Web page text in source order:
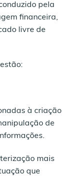
pela
financeira,
livre de
à criação
de
mais
que